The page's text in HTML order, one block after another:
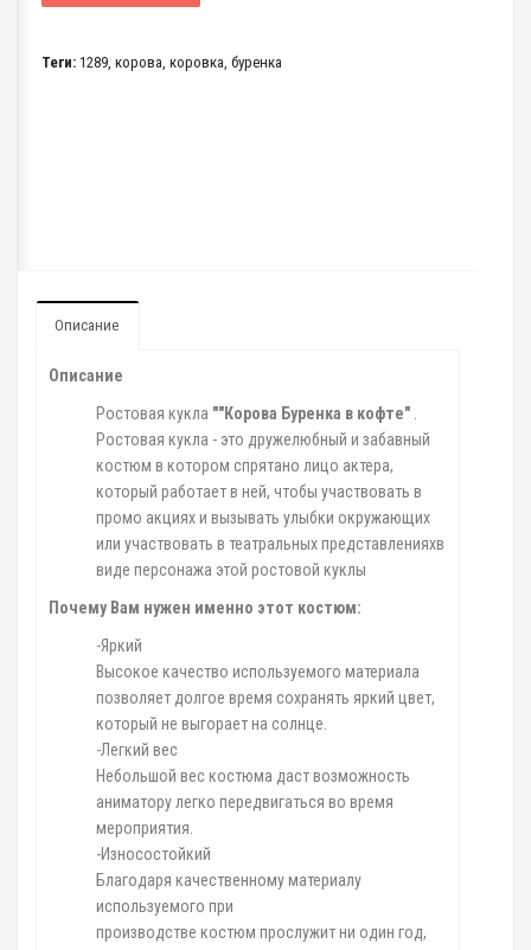
Теги: 1289 корова коровка буренка
Описание
Описание
Ростовая кукла ""Корова Буренка в кофте"
Ростовая кукла - это дружелюбный и забавный
костюм в котором спрятано лицо актера,
который работает в ней, чтобы участвовать в
промо акциях и вызывать улыбки окружающих
или участвовать в театральных представленияхв
виде персонажа этой ростовой куклы
Почему Вам нужен именно этот костюм:
-Яркий
Высокое качество используемого материала
позволяет долгое время сохранять яркий цвет,
который не выгорает на солнце.
-Легкий вес
Небольшой вес костюма даст возможность
аниматору легко передвигаться во время
мероприятия.
-Износостойкий
Благодаря качественному материалу
используемого при
производстве костюм прослужит ни один год,